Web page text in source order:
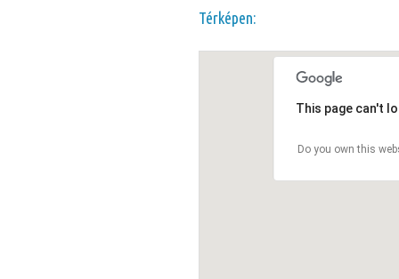
Térképen:
This page can't
Do you own this